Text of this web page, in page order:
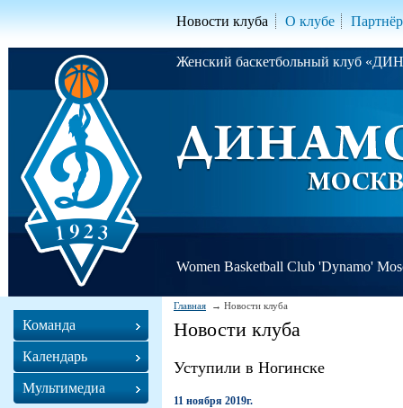
Новости клуба О клубе
Женский баскетбольный клуб
Women Basketball Club 'Dynamo'
Главная Новости клуба
Новости клуба
Уступили в Ногинске
11 ноября 2019г.
Команда
Календарь
Мультимедиа